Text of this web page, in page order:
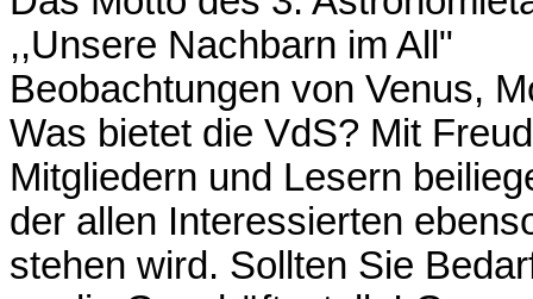
,,Unsere Nachbarn im All"
Beobachtungen von Venus,
Was bietet die VdS? Mit
Mitgliedern und Lesern
der allen Interessierten
stehen wird. Sollten Sie